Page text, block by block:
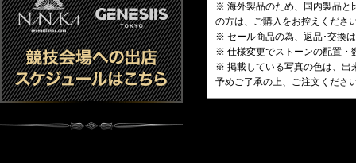
※ 海外製品のため、国内製品と
の方は、ご購入をお控えくださ
※ セール商品の為、返品･交換
※ 仕様変更でストーンの配置・
※ 掲載している写真の色は、出
予めご了承の上、ご注文くださ